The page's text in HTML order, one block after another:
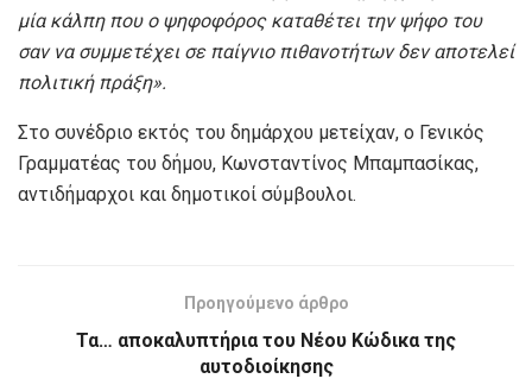
μία κάλπη που ο ψηφοφόρος καταθέτει την ψήφο του
σαν να συμμετέχει σε παίγνιο πιθανοτήτων δεν αποτελεί
πολιτική πράξη».
Στο συνέδριο εκτός του δημάρχου μετείχαν, ο Γενικός
Γραμματέας του δήμου, Κωνσταντίνος Μπαμπασίκας,
αντιδήμαρχοι και δημοτικοί σύμβουλοι.
Προηγούμενο άρθρο
Τα… αποκαλυπτήρια του Νέου Κώδικα της
αυτοδιοίκησης